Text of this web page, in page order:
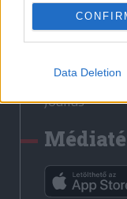
Data Deletion
Erdélyi
Főtér
Rádió GaGa
Jóállás